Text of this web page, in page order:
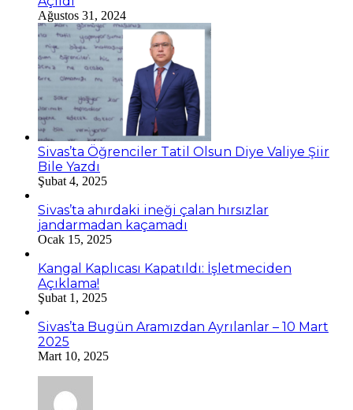
Ağustos 31, 2024
Sivas’ta Öğrenciler Tatil Olsun Diye Valiye Şiir
Bile Yazdı
Şubat 4, 2025
Sivas’ta ahırdaki ineği çalan hırsızlar
jandarmadan kaçamadı
Ocak 15, 2025
Kangal Kaplıcası Kapatıldı: İşletmeciden
Açıklama!
Şubat 1, 2025
Sivas’ta Bugün Aramızdan Ayrılanlar – 10 Mart
2025
Mart 10, 2025